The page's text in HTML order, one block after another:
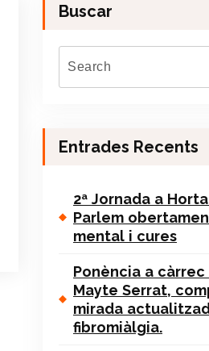
Buscar
Entrades Recents
2ª Jornada a
Parlem
mental i cures
Ponència a càrrec
Mayte Serrat,
mirada
fibromiàlgia.